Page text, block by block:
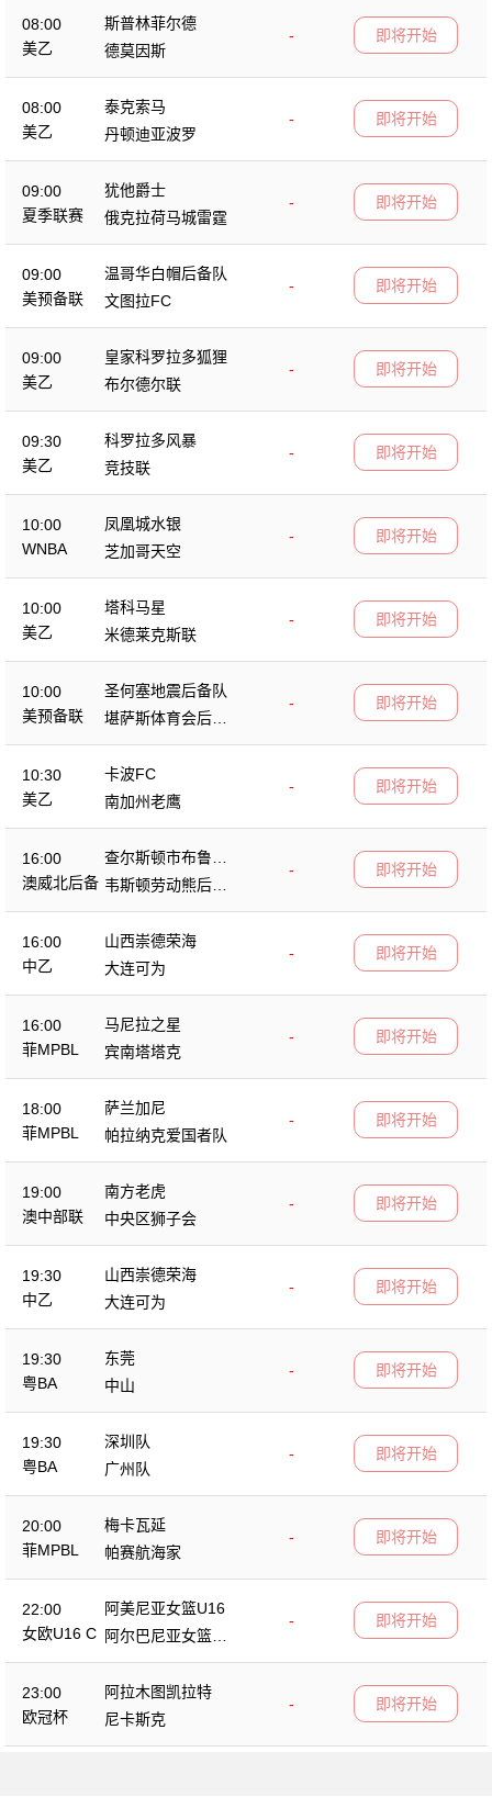
08:00
美乙
斯普林菲尔德
-
德莫因斯
即将开始
08:00
美乙
泰克索马
-
丹顿迪亚波罗
即将开始
09:00
夏季联赛
犹他爵士
-
俄克拉荷马城雷霆
即将开始
09:00
美预备联
温哥华白帽后备队
-
文图拉FC
即将开始
09:00
美乙
皇家科罗拉多狐狸
-
布尔德尔联
即将开始
09:30
美乙
科罗拉多风暴
-
竞技联
即将开始
10:00
WNBA
凤凰城水银
-
芝加哥天空
即将开始
10:00
美乙
塔科马星
-
米德莱克斯联
即将开始
10:00
美预备联
圣何塞地震后备队
-
堪萨斯体育会后备
队
即将开始
10:30
美乙
卡波FC
-
南加州老鹰
即将开始
16:00
澳威北后备
查尔斯顿市布鲁斯
后备队
-
韦斯顿劳动熊后备
队
即将开始
16:00
中乙
山西崇德荣海
-
大连可为
即将开始
16:00
菲MPBL
马尼拉之星
-
宾南塔塔克
即将开始
18:00
菲MPBL
萨兰加尼
-
帕拉纳克爱国者队
即将开始
19:00
澳中部联
南方老虎
-
中央区狮子会
即将开始
19:30
中乙
山西崇德荣海
-
大连可为
即将开始
19:30
粤BA
东莞
-
中山
即将开始
19:30
粤BA
深圳队
-
广州队
即将开始
20:00
菲MPBL
梅卡瓦延
-
帕赛航海家
即将开始
22:00
女欧U16 C
阿美尼亚女篮U16
-
阿尔巴尼亚女篮U1
6
即将开始
23:00
欧冠杯
阿拉木图凯拉特
-
尼卡斯克
即将开始